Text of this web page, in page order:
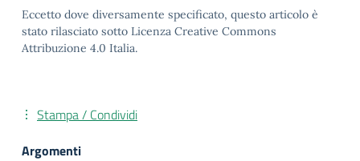
Eccetto dove diversamente specificato, questo articolo è
stato rilasciato sotto Licenza Creative Commons
Attribuzione 4.0 Italia.
Stampa / Condividi
Argomenti